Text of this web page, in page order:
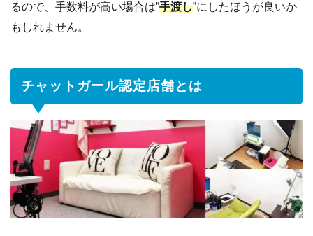
るので、手数料が高い場合は”手渡し”にしたほうが良いか
もしれません。
チャットガール認定店舗とは